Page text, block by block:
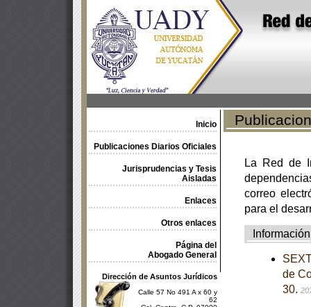
Inicio
Publicaciones Diarios Oficiales
Jurisprudencias y Tesis
Aisladas
Enlaces
Otros enlaces
Página del
Abogado General
Dirección de Asuntos Jurídicos
Calle 57 No 491 A x 60 y
62
La Red de
correo
para el
Información
de
30.